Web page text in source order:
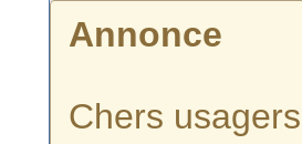
Annonce
Chers